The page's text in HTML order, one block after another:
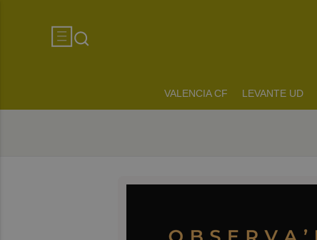
VALENCIA CF LEVANTE UD